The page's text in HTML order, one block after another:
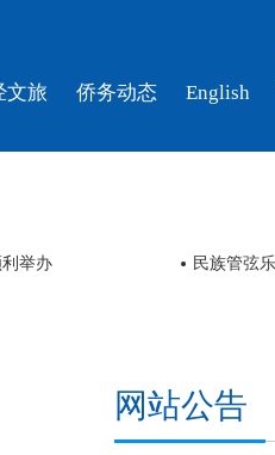
文旅 侨务动态 English
举办 民族管弦
网站公告